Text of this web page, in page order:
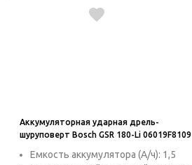
Аккумуляторная ударная дрель-
шуруповерт Bosch GSR 180-Li 06019F8109
Емкость аккумулятора (А/ч): 1,5